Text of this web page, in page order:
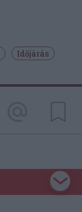
Időjárás